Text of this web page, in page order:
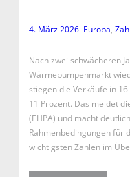
4. März 2026–Europa,
Nach zwei schwächeren
Wärmepumpenmarkt
stiegen die Verkäufe in
11 Prozent. Das meldet
(EHPA) und macht
Rahmenbedingungen für
wichtigsten Zahlen im